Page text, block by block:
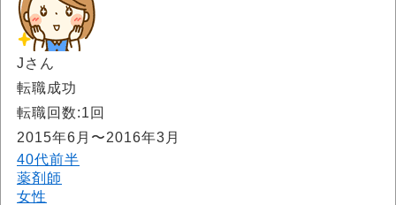
Jさん
転職成功
転職回数:1回
2015年6月〜2016年3月
40代前半
薬剤師
女性